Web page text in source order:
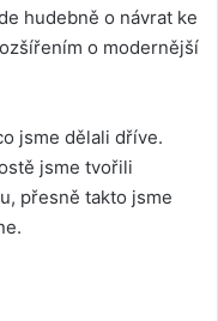
hudebně o návrat ke
o modernější
jsme dělali dříve.
jsme tvořili
přesně takto jsme